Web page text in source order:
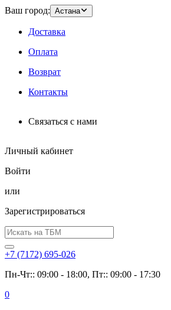
Ваш город: Астана
Доставка
Оплата
Возврат
Контакты
Связаться с нами
Личный кабинет
Войти
или
Зарегистрироваться
+7 (7172) 695-026
Пн-Чт:: 09:00 - 18:00, Пт:: 09:00 - 17:30
0